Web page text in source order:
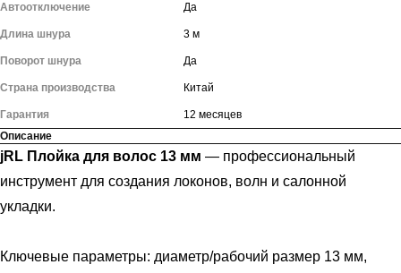
Автоотключение Да
Длина шнура 3 м
Поворот шнура Да
Страна производства Китай
Гарантия
12 месяцев
Описание
jRL Плойка для волос 13 мм — профессиональный
инструмент для создания локонов, волн и салонной
укладки.
Ключевые параметры: диаметр/рабочий размер 13 мм,